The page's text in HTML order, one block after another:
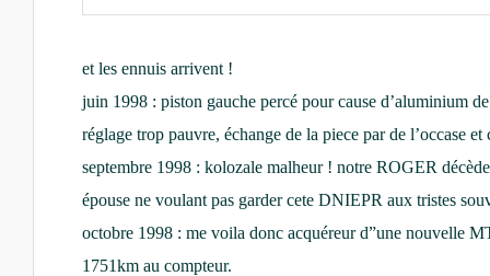
et les ennuis arrivent !
juin 1998 : piston gauche percé pour cause d’aluminium
réglage trop pauvre, échange de la piece par de l’occase et
septembre 1998 : kolozale malheur ! notre ROGER
épouse ne voulant pas garder cete DNIEPR aux tristes
octobre 1998 : me voila donc acquéreur d”une nouvelle
1751km au compteur.